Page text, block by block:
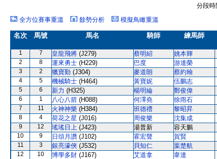
分段
全方位賽事重溫
餘勢分析 模擬鳥瞰重溫
名次 馬號 馬名 騎師 練馬師
1 7 皇龍飛將 (J279) 蔡明紹 姚本輝
2 8 運來勇士 (H229) 巴度 游達榮
3 2 獵寶勤 (J304) 麥道朗 蔡約翰
4 5 機械騎士 (H464) 黃寶妮 伍鵬志
5 6 新力 (H325) 楊明綸 鄭俊偉
6 1 八心八箭 (H088) 何澤堯 徐雨石
7 11 火神神樂 (H384) 班德禮 黎昭昇
8 4 荷花之星 (J016) 周俊樂 沈集成
9 12 瑤瑤日上 (J423) 湯普新 容天鵬
10 9 日頌月讚 (J102) 霍宏聲 賀賢
11 3 銀亮濠俠 (J532) 貝知仁 葉楚航
12 10 博學多財 (J167) 艾道拿
韋達